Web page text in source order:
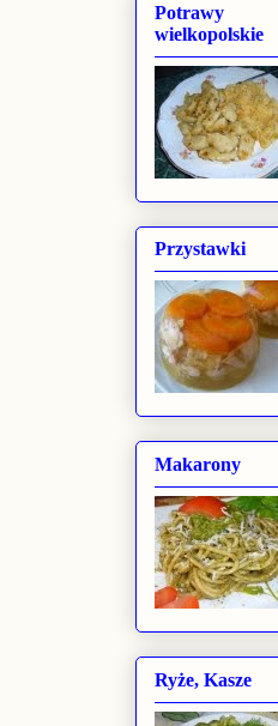
Potrawy
wielkopolskie
Przystawki
Makarony
Ryże, Kasze